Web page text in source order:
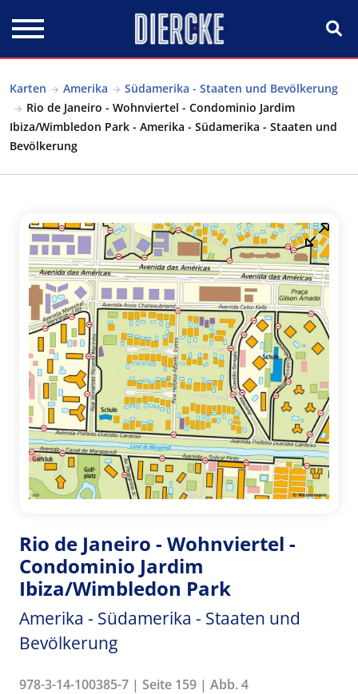
Karten Amerika
Südamerika - Staaten und Bevölkerung
Rio de Janeiro - Wohnviertel - Condominio Jardim
Ibiza/Wimbledon Park - Amerika - Südamerika - Staaten und
Bevölkerung
Rio de Janeiro - Wohnviertel -
Condominio Jardim
Ibiza/Wimbledon Park
Amerika - Südamerika - Staaten und
Bevölkerung
978-3-14-100385-7 | Seite 159 | Abb. 4